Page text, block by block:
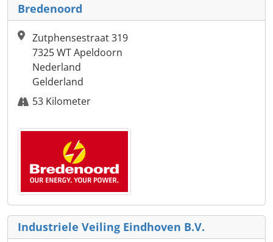
Bredenoord
Zutphensestraat 319
7325 WT Apeldoorn
Nederland
Gelderland
53 Kilometer
Industriele Veiling Eindhoven B.V.